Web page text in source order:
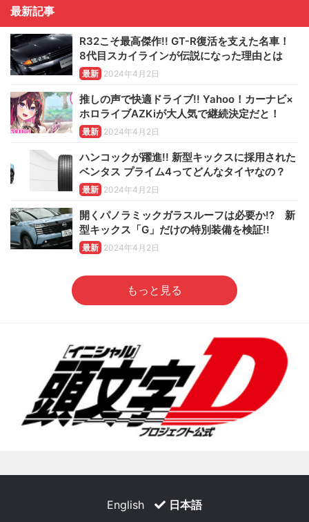
最新記事
R32こそ最高傑作!! GT-R復活を支えた名車！
8代目スカイラインが伝説になった理由とは
最新 2024年4月2日
推しの声で快適ドライブ!! Yahoo！カーナビ×
ホロライブAZKiが大人気で継続決定だと！
最新 2024年4月2日
ハンコックが躍進!! 新型キックスに採用された
ベンタス プライム4ってどんなタイヤなの？
最新 2024年4月2日
開くパノラミックガラスルーフは必要か!? 新
型キックス「G」だけの特別装備を検証!!
最新 2024年4月2日
もっと見る
English 日本語